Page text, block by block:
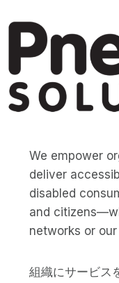
We empower
deliver
disabled
and
networks or
組織にサービス